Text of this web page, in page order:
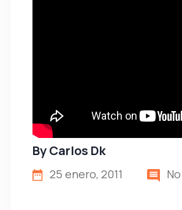
ByCarlos Dk
25 enero, 2011